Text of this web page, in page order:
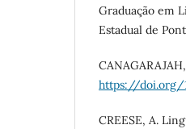
Graduação em
Estadual de
https://doi.org/
CREESE, A.